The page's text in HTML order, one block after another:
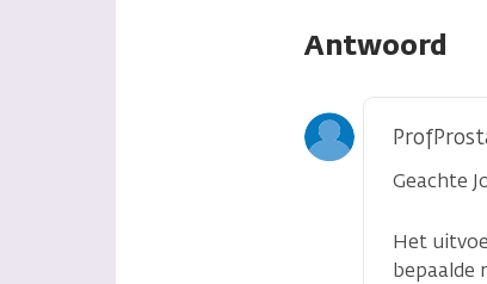
Antwoord
Geachte
Het
bepaalde